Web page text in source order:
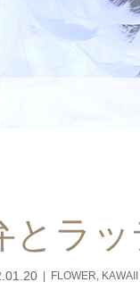
とラ
FLOWER, KAWAII